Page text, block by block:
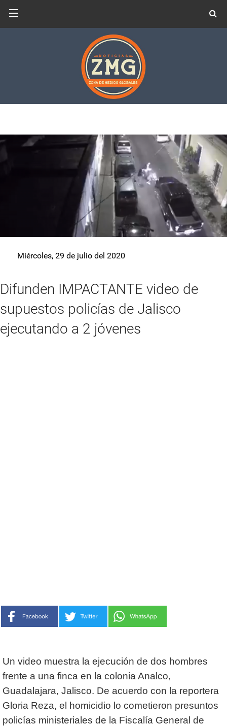
Miércoles, 29 de julio del 2020
Difunden IMPACTANTE video de
supuestos policías de Jalisco
ejecutando a 2 jóvenes
Un video muestra la ejecución de dos hombres
frente a una finca en la colonia Analco,
Guadalajara, Jalisco. De acuerdo con la reportera
Gloria Reza, el homicidio lo cometieron presuntos
policías ministeriales de la Fiscalía General de